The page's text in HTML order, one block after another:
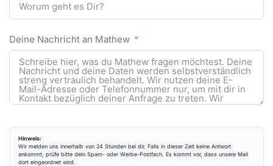
Deine Nachricht an Mathew
Hinweis:
Wir melden uns innerhalb von 24 Stunden bei dir. Falls in dieser Zeit keine Antwort
ankommt, prüfe bitte dein Spam- oder Werbe-Postfach. Es kommt vor, dass unsere Mail
dort eingeordnet wird.